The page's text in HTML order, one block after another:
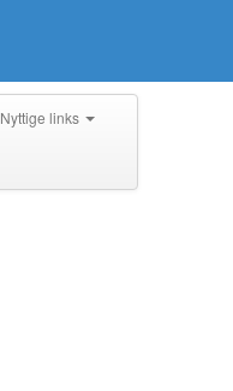
Nyttige links